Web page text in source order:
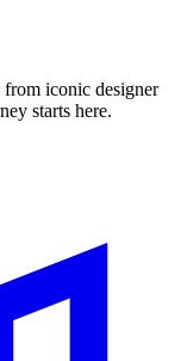
iconic designer
starts here.